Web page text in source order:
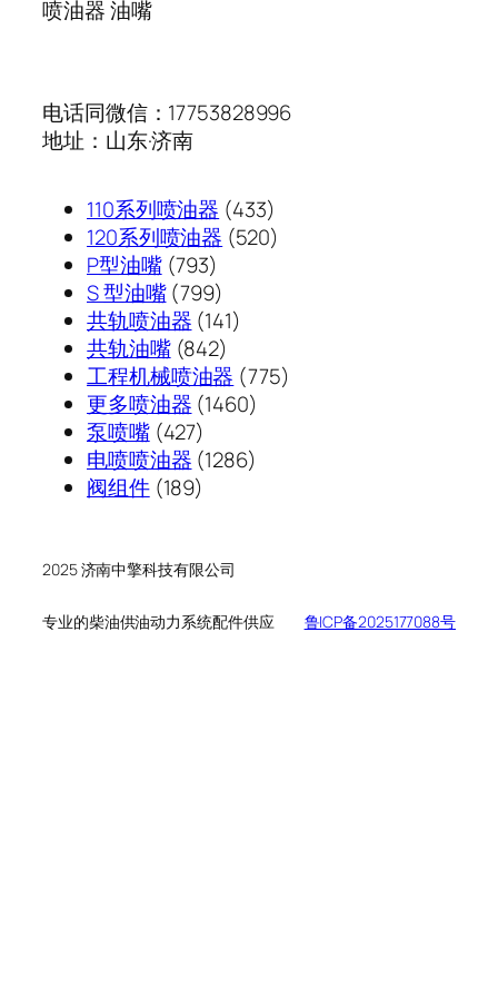
喷油器 油嘴
电话同微信：17753828996
地址：山东·济南
110系列喷油器 433433
个
120系列喷油器 520520
P型油嘴 793793
个
产
品
S 型油嘴 799799
个
产
品
共轨喷油器 141141
产
品
共轨油嘴 842842
个
产
工程机械喷油器 775775
更多喷油器 14601460
产
泵喷嘴 427427
个
产
电喷喷油器 12861286
阀组件 189189
品
2025 济南中擎科技有限公司
专业的柴油供油动力系统配件供应 鲁ICP备2025177088号